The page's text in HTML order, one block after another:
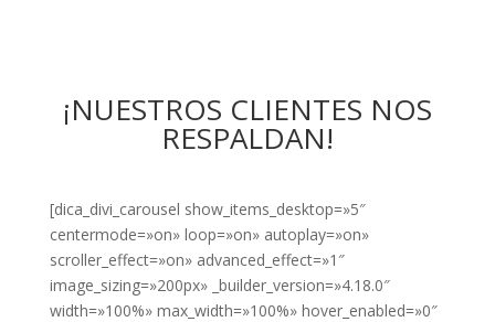
¡NUESTROS CLIENTES NOS
RESPALDAN!
[dica_divi_carousel show_items_desktop=»5″
centermode=»on» loop=»on» autoplay=»on»
scroller_effect=»on» advanced_effect=»1″
image_sizing=»200px» _builder_version=»4.18.0″
width=»100%» max_width=»100%» hover_enabled=»0″